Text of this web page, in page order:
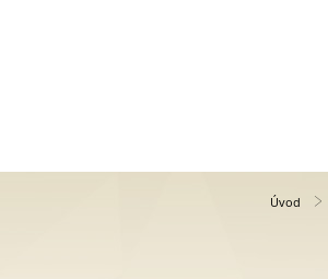
Úvod